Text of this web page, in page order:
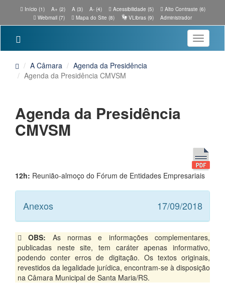
Início (1) A+ (2) A (3) A- (4) Acessibilidade (5)
Alto Contraste (6)
Webmail (7)
Mapa do Site (8) VLibras (9) Administrador
Toggle
A Câmara
Agenda da Presidência
Agenda da Presidência CMVSM
Agenda da Presidência
CMVSM
12h: Reunião-almoço do Fórum de Entidades Empresariais
Anexos 17/09/2018
OBS: As normas e informações complementares,
publicadas neste site, tem caráter apenas informativo,
podendo conter erros de digitação. Os textos originais,
revestidos da legalidade jurídica, encontram-se à disposição
na Câmara Municipal de Santa Maria/RS.